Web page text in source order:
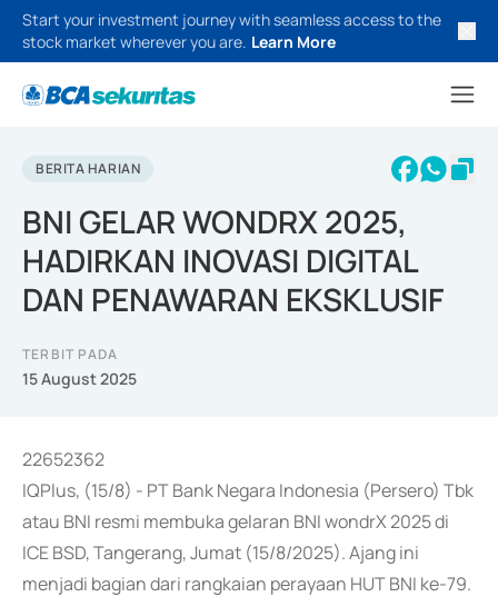
Start your investment journey with seamless access to the
stock market wherever you are. Learn More
BERITA HARIAN
BNI GELAR WONDRX 2025,
HADIRKAN INOVASI DIGITAL
DAN PENAWARAN EKSKLUSIF
TERBIT PADA
15 August 2025
22652362
IQPlus, (15/8) - PT Bank Negara Indonesia (Persero) Tbk
atau BNI resmi membuka gelaran BNI wondrX 2025 di
ICE BSD, Tangerang, Jumat (15/8/2025). Ajang ini
menjadi bagian dari rangkaian perayaan HUT BNI ke-79.